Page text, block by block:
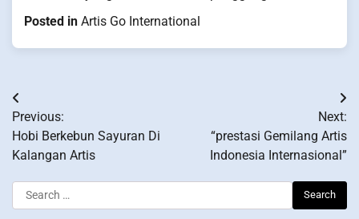
Posted in Artis Go International
Post
navigation
Previous:
Hobi Berkebun Sayuran Di
Kalangan Artis
Next:
“prestasi Gemilang Artis
Indonesia Internasional”
Search
for: